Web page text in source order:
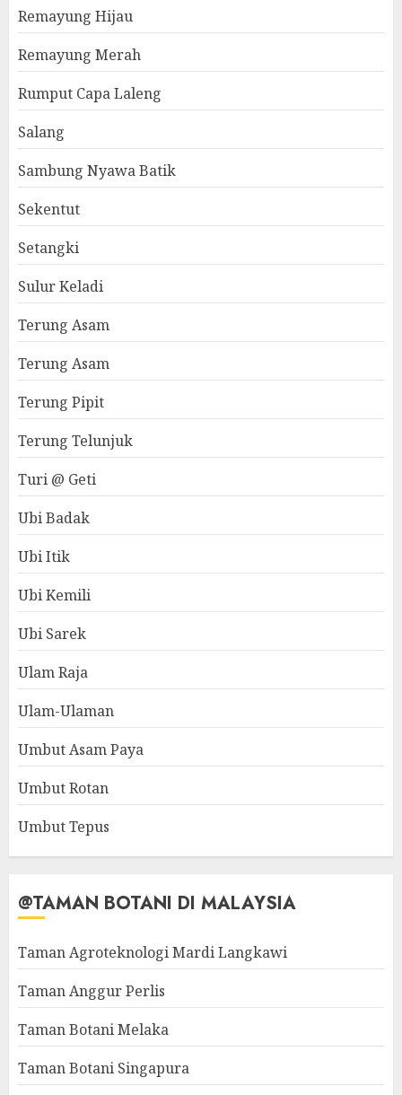
Remayung Hijau
Remayung Merah
Rumput Capa Laleng
Salang
Sambung Nyawa Batik
Sekentut
Setangki
Sulur Keladi
Terung Asam
Terung Asam
Terung Pipit
Terung Telunjuk
Turi @ Geti
Ubi Badak
Ubi Itik
Ubi Kemili
Ubi Sarek
Ulam Raja
Ulam-Ulaman
Umbut Asam Paya
Umbut Rotan
Umbut Tepus
@TAMAN BOTANI DI MALAYSIA
Taman Agroteknologi Mardi Langkawi
Taman Anggur Perlis
Taman Botani Melaka
Taman Botani Singapura